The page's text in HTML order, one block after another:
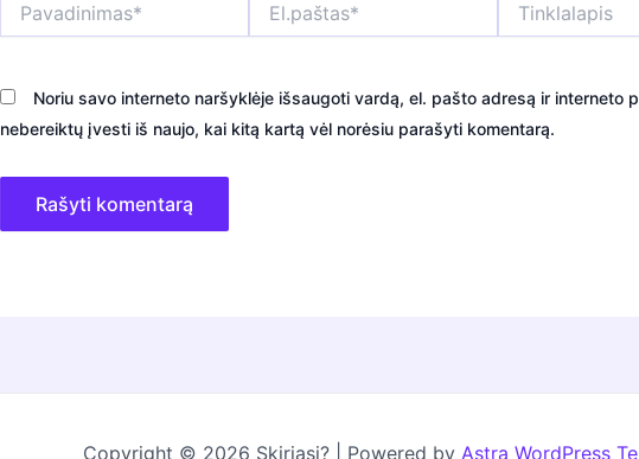
Noriu savo interneto naršyklėje išsaugoti vardą, el. pašto adresą ir interneto
nebereiktų įvesti iš naujo, kai kitą kartą vėl norėsiu parašyti komentarą.
Copyright © 2026 Skiriasi? | Powered by Astra WordPress